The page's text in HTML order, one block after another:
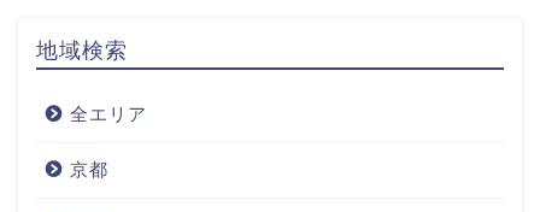
地域検索
全エリア
京都